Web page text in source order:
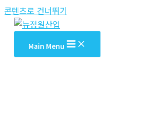
콘텐츠로 건너뛰기
Main Menu